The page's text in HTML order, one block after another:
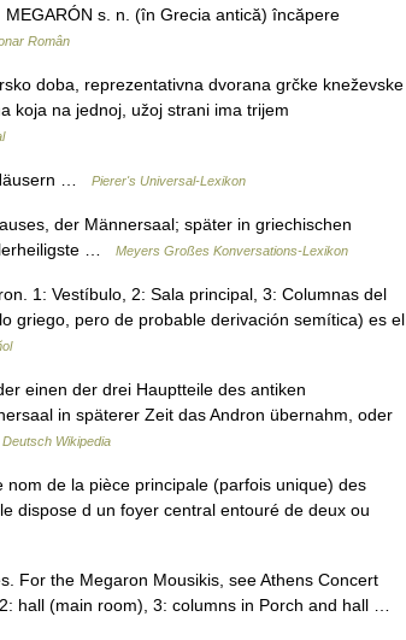
s. n. (în Grecia antică) încăpere
Român
doba, reprezentativna dvorana grčke kneževske
koja na jednoj, užoj strani ima trijem
… Pierer's Universal-Lexikon
der Männersaal; später in griechischen
…
Meyers Großes Konversations-Lexikon
1: Vestíbulo, 2: Sala principal, 3: Columnas del
griego, pero de probable derivación semítica) es el
einen der drei Hauptteile des antiken
in späterer Zeit das Andron übernahm, oder
Deutsch Wikipedia
de la pièce principale (parfois unique) des
dispose d un foyer central entouré de deux ou
For the Megaron Mousikis, see Athens Concert
hall (main room), 3: columns in Porch and hall …